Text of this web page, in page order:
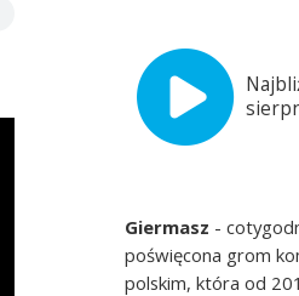
Giermasz -
poświęcona grom
polskim, która od